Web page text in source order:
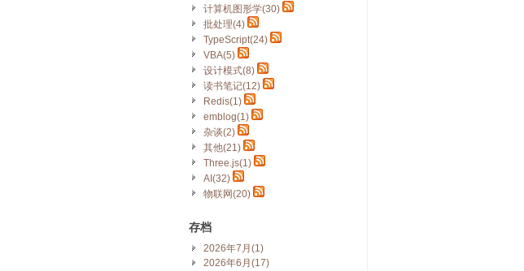
计算机图形学(30)
批处理(4)
TypeScript(24)
VBA(5)
设计模式(8)
读书笔记(12)
Redis(1)
emblog(1)
杂谈(2)
其他(21)
Three.js(1)
AI(32)
物联网(20)
存档
2026年7月(1)
2026年6月(17)